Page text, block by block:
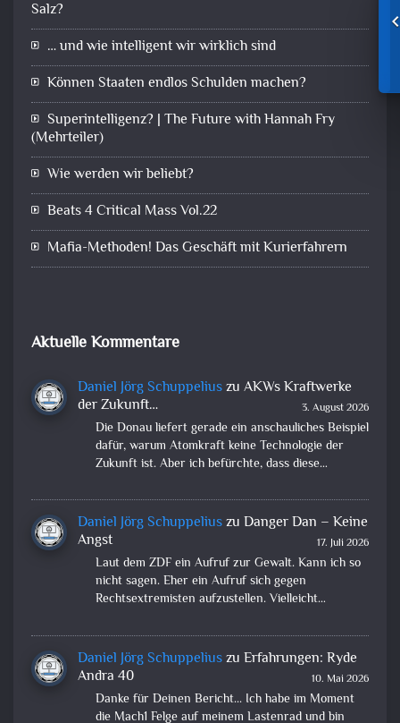
Salz?
… und wie intelligent wir wirklich sind
Können Staaten endlos Schulden machen?
Superintelligenz? | The Future with Hannah Fry
(Mehrteiler)
Wie werden wir beliebt?
Beats 4 Critical Mass Vol.22
Mafia-Methoden! Das Geschäft mit Kurierfahrern
Aktuelle Kommentare
Daniel Jörg Schuppeliuszu AKWs Kraftwerke
der Zukunft…
3. August 2026
Die Donau liefert gerade ein anschauliches Beispiel
dafür, warum Atomkraft keine Technologie der
Zukunft ist. Aber ich befürchte, dass diese…
Daniel Jörg Schuppeliuszu Danger Dan – Keine
Angst
17. Juli 2026
Laut dem ZDF ein Aufruf zur Gewalt. Kann ich so
nicht sagen. Eher ein Aufruf sich gegen
Rechtsextremisten aufzustellen. Vielleicht…
Daniel Jörg Schuppeliuszu Erfahrungen: Ryde
Andra 40
10. Mai 2026
Danke für Deinen Bericht... Ich habe im Moment
die Mach1 Felge auf meinem Lastenrad und bin